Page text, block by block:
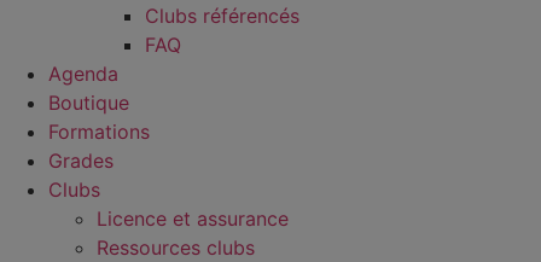
Clubs référencés
FAQ
Agenda
Boutique
Formations
Grades
Clubs
Licence et assurance
Ressources clubs